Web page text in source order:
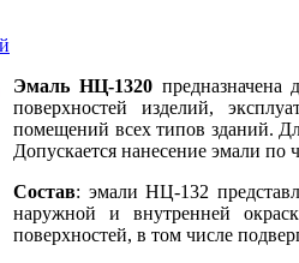
Эмаль НЦ-1320предназначена
поверхностей изделий,
помещений всех типов зданий.
Допускается нанесение эмали по
Состав: эмали НЦ-132
наружной и внутренней
поверхностей, в том числе